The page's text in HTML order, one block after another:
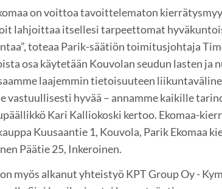
on voittoa tavoittelematon
lahjoittaa itsellesi tarpeettomat
toteaa Parik-säätiön toimitusjohtaja
osa käytetään Kouvolan seudun lasten ja
laajemmin tietoisuuteen
vastuullisesti hyvää – annamme kaikille
Kari Kalliokoski kertoo. Ekomaa-
Kuusaantie 1, Kouvola, Parik Ekomaa
Päätie 25, Inkeroinen.
myös alkanut yhteistyö KPT Group Oy -